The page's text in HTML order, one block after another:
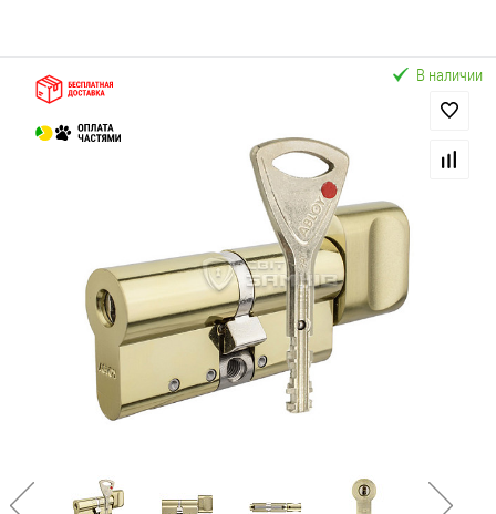
В наличии